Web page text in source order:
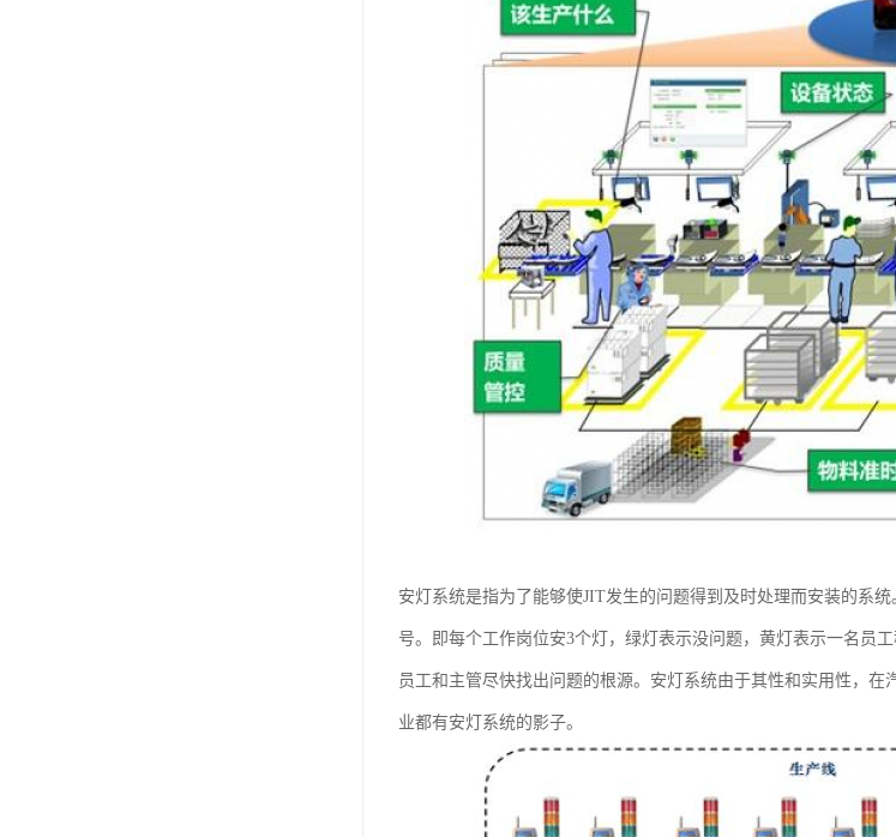
安灯系统是指为了能够使JIT发生的问题得到及时处理而安装的系
号。即每个工作岗位安3个灯，绿灯表示没问题，黄灯表示一名员
员工和主管尽快找出问题的根源。安灯系统由于其性和实用性，
业都有安灯系统的影子。